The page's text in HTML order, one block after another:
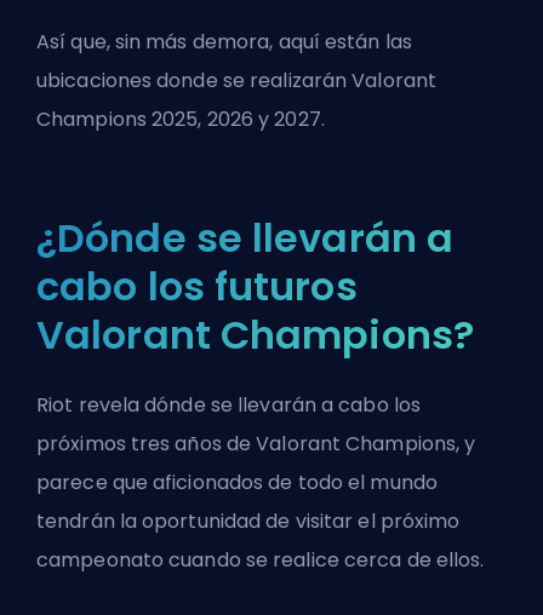
Así que, sin más demora, aquí están las
ubicaciones donde se realizarán Valorant
Champions 2025, 2026 y 2027.
¿Dónde se llevarán a
cabo los futuros
Valorant Champions?
Riot revela dónde se llevarán a cabo los
próximos tres años de Valorant Champions, y
parece que aficionados de todo el mundo
tendrán la oportunidad de visitar el próximo
campeonato cuando se realice cerca de ellos.